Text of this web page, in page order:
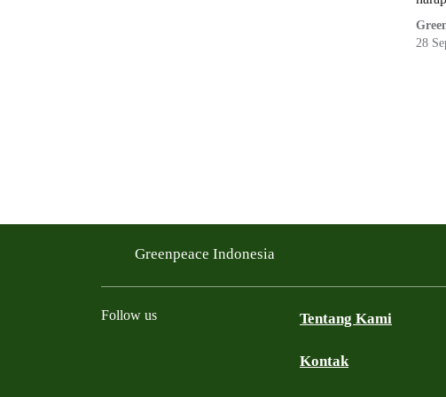
28
Greenpeace Indonesia
Follow us Tentang Kami
Kontak